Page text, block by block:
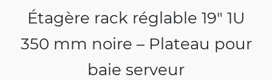
Étagère rack réglable 19" 1U
350 mm noire – Plateau pour
baie serveur